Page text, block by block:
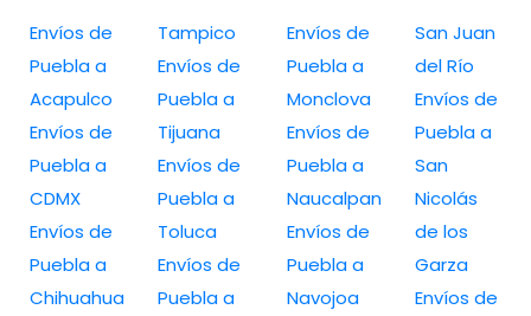
Envíos de
Puebla a
Acapulco
Envíos de
Puebla a
CDMX
Envíos de
Puebla a
Chihuahua
Tampico
Envíos de
Puebla a
Tijuana
Envíos de
Puebla a
Toluca
Envíos de
Puebla a
Envíos de
Puebla a
Monclova
Envíos de
Puebla a
Naucalpan
Envíos de
Puebla a
Navojoa
San Juan
del Río
Envíos de
Puebla a
San
Nicolás
de los
Garza
Envíos de